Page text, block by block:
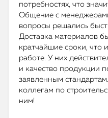
потребностях, что
Общение с
вопросы решались
Доставка материалов
кратчайшие сроки, что
работе. У них
и качество продукции
заявленным
коллегам по
ним!